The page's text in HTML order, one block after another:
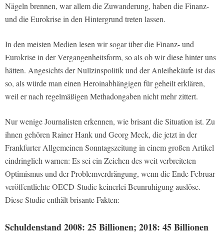
Nägeln brennen, war allem die Zuwanderung, haben die Finanz-
und die Eurokrise in den Hintergrund treten lassen.
In den meisten Medien lesen wir sogar über die Finanz- und
Eurokrise in der Vergangenheitsform, so als ob wir diese hinter uns
hätten. Angesichts der Nullzinspolitik und der Anleihekäufe ist das
so, als würde man einen Heroinabhängigen für geheilt erklären,
weil er nach regelmäßigen Methadongaben nicht mehr zittert.
Nur wenige Journalisten erkennen, wie brisant die Situation ist. Zu
ihnen gehören Rainer Hank und Georg Meck, die jetzt in der
Frankfurter Allgemeinen Sonntagszeitung in einem großen Artikel
eindringlich warnen: Es sei ein Zeichen des weit verbreiteten
Optimismus und der Problemverdrängung, wenn die Ende Februar
veröffentlichte OECD-Studie keinerlei Beunruhigung auslöse.
Diese Studie enthält brisante Fakten:
Schuldenstand 2008: 25 Billionen; 2018: 45 Billionen